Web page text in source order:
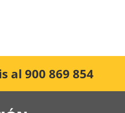
al 900 869 854